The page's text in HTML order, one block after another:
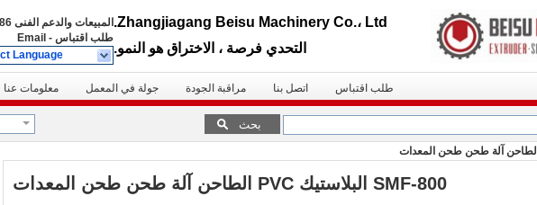
Zhangjiagang Beisu Machinery Co.، Ltd.
التحدي فرصة ، الاختراق هو النمو.
المبيعات والدعم الفنى 86--13913294389
طلب اقتباس -
Email
Language
معلومات عنا جولة في المعمل مراقبة الجودة اتصل بنا طلب اقتباس
بحث
SMF-800 البلاستيك PVC الطاحن آلة طحن طحن المعدات